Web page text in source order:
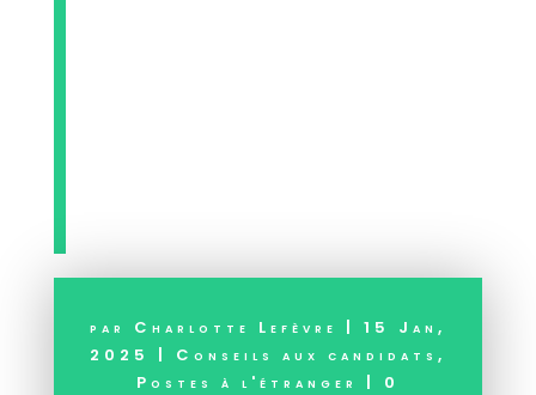
par Charlotte Lefèvre | 15 Jan,
2025
| Conseils aux candidats ,
Postes à l'étranger
| 0